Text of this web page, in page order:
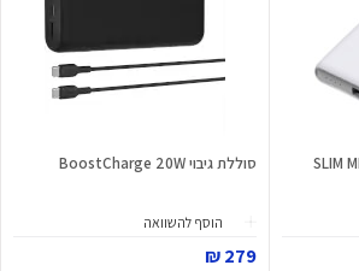
סוללת גיבוי BoostCharge 20W
הוסף להשוואה
279 ₪